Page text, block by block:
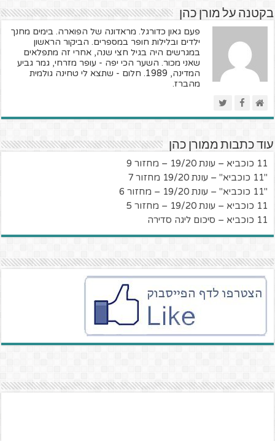
בקטנה על מורן כהן
פעם גאון כדורגל. מראדונה של הפוארה. בימים מחנך
ילדים ובלילות חופר במספרים. הביקור הראשון
במגרשים היה בגיל חצי שנה, אחרי זה מתפלאים
שאני מכור. השער הכי יפה - עופר מזרחי, גמר גביע
המדינה, 1989. חלום - שתצא לי טחינה גולמית
מהברז.
עוד כתבות ממורן כהן
11 כוכביא – עונת 19/20 – מחזור 9
"11 כוכביא" – עונת 19/20 מחזור 7
"11 כוכביא" – עונת 19/20 – מחזור 6
11 כוכביא – עונת 19/20 – מחזור 5
11 כוכביא – סיכום ליגה סדירה